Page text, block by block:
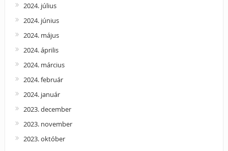
2024. július
2024. június
2024. május
2024. április
2024. március
2024. február
2024. január
2023. december
2023. november
2023. október